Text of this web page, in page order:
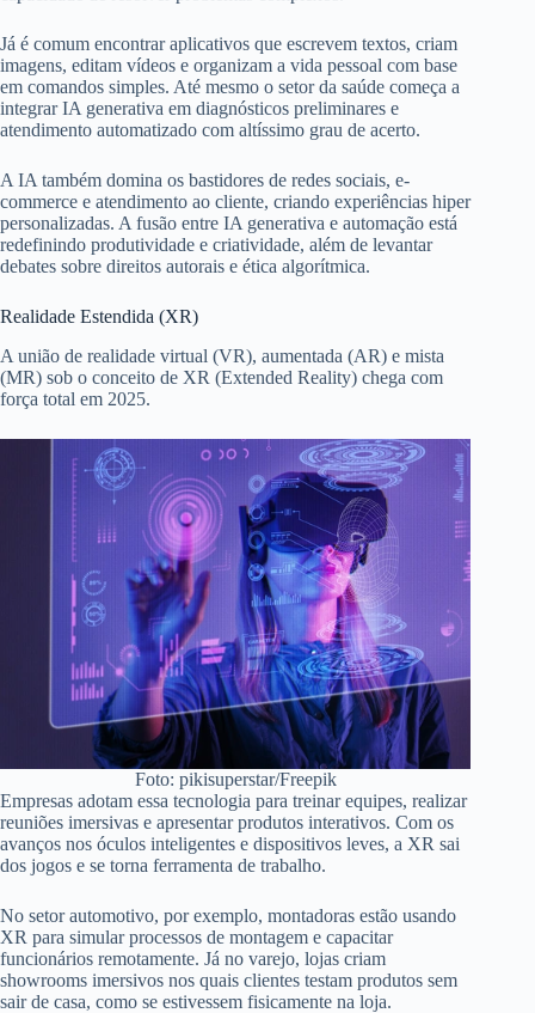
Já é comum encontrar aplicativos que escrevem textos, criam
imagens, editam vídeos e organizam a vida pessoal com base
em comandos simples. Até mesmo o setor da saúde começa a
integrar IA generativa em diagnósticos preliminares e
atendimento automatizado com altíssimo grau de acerto.
A IA também domina os bastidores de redes sociais, e-
commerce e atendimento ao cliente, criando experiências hiper
personalizadas. A fusão entre IA generativa e automação está
redefinindo produtividade e criatividade, além de levantar
debates sobre direitos autorais e ética algorítmica.
Realidade Estendida (XR)
A união de realidade virtual (VR), aumentada (AR) e mista
(MR) sob o conceito de XR (Extended Reality) chega com
força total em 2025.
Foto: pikisuperstar/Freepik
Empresas adotam essa tecnologia para treinar equipes, realizar
reuniões imersivas e apresentar produtos interativos. Com os
avanços nos óculos inteligentes e dispositivos leves, a XR sai
dos jogos e se torna ferramenta de trabalho.
No setor automotivo, por exemplo, montadoras estão usando
XR para simular processos de montagem e capacitar
funcionários remotamente. Já no varejo, lojas criam
showrooms imersivos nos quais clientes testam produtos sem
sair de casa, como se estivessem fisicamente na loja.